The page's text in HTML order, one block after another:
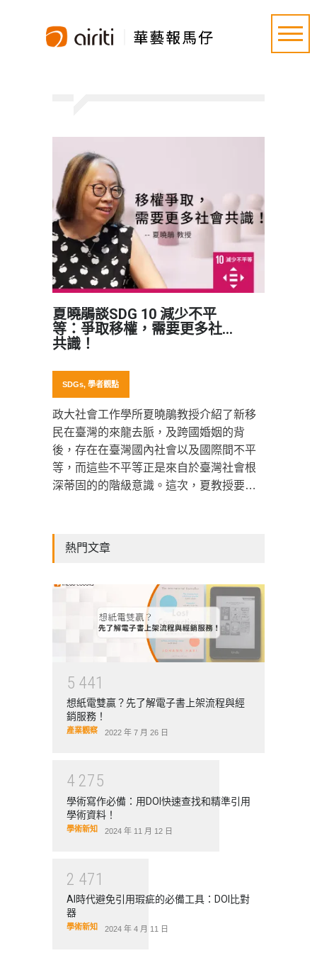
夏曉鵑談SDG 10 減少不平
等：爭取移權，需要更多社會
共識！
SDGs, 學者觀點
政大社會工作學所夏曉鵑教授介紹了新移
民在臺灣的來龍去脈，及跨國婚姻的背
後，存在在臺灣國內社會以及國際間不平
等，而這些不平等正是來自於臺灣社會根
深蒂固的的階級意識。這次，夏教授要和
熱門文章
5 441
想紙電雙贏？先了解電子書上架流程與經
銷服務！
產業觀察 2022 年 7 月 26 日
4 275
學術寫作必備：用DOI快速查找和精準引用
學術資料！
學術新知 2024 年 11 月 12 日
2 471
AI時代避免引用瑕疵的必備工具：DOI比對
器
學術新知 2024 年 4 月 11 日